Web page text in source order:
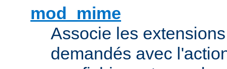
mod_mime
Associe les
demandés avec